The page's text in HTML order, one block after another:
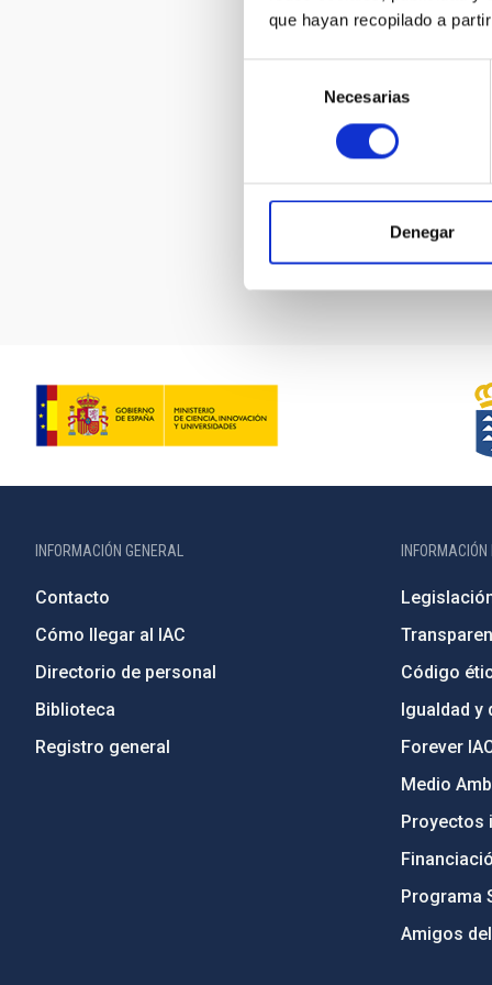
que hayan recopilado a
consentimiento
Necesarias
Denegar
big-
Paginación
INFORMACIÓN GENERAL
Contacto
Cómo llegar al IAC
Directorio de personal
Biblioteca
Registro general
INFORMACIÓN
Código
Igualdad y
Forever
Medio
Proyectos
Programa
Amigos